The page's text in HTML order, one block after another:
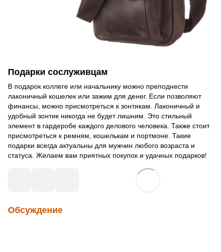
Подарки сослуживцам
В подарок коллеге или начальнику можно преподнести
лаконичный кошелек или зажим для денег. Если позволяют
финансы, можно присмотреться к зонтикам. Лаконичный и
удобный зонтик никогда не будет лишним. Это стильный
элемент в гардеробе каждого делового человека. Также стоит
присмотреться к ремням, кошелькам и портмоне. Такие
подарки всегда актуальны для мужчин любого возраста и
статуса. Желаем вам приятных покупок и удачных подарков!
Обсуждение